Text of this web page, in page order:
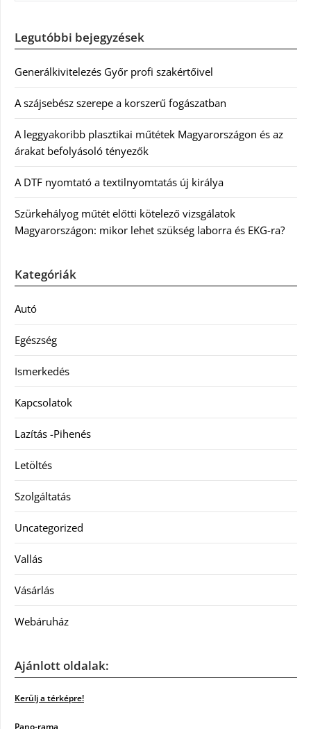
Legutóbbi bejegyzések
Generálkivitelezés Győr profi szakértőivel
A szájsebész szerepe a korszerű fogászatban
A leggyakoribb plasztikai műtétek Magyarországon és az
árakat befolyásoló tényezők
A DTF nyomtató a textilnyomtatás új királya
Szürkehályog műtét előtti kötelező vizsgálatok
Magyarországon: mikor lehet szükség laborra és EKG-ra?
Kategóriák
Autó
Egészség
Ismerkedés
Kapcsolatok
Lazítás -Pihenés
Letöltés
Szolgáltatás
Uncategorized
Vallás
Vásárlás
Webáruház
Ajánlott oldalak:
Kerülj a térképre!
Pano-rama